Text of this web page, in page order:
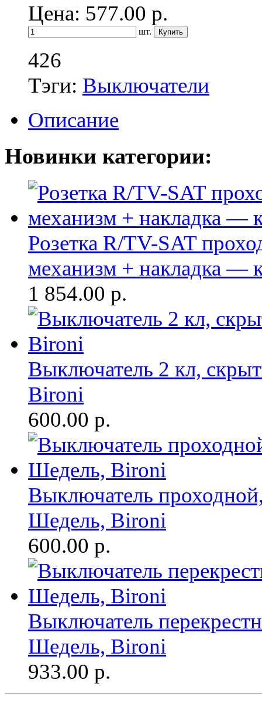
Цена: 577.00 р.
шт.
426
Тэги: Выключатели
Описание
Новинки категории:
Розетка R/TV-SAT
механизм + накладка —
1 854.00 р.
Выключатель 2 кл,
Bironi
600.00 р.
Выключатель
Шедель, Bironi
600.00 р.
Выключатель
Шедель, Bironi
933.00 р.